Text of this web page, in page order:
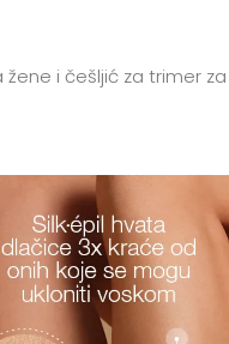
i češljić za trimer za